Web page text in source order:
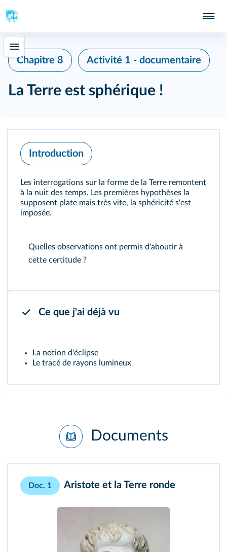
Chapitre 8 Activité 1 - documentaire
La Terre est sphérique !
Introduction
Les interrogations sur la forme de la Terre remontent
à la nuit des temps. Les premières hypothèses la
supposent plate mais très vite, la sphéricité s'est
imposée.
Quelles observations ont permis d'aboutir à
cette certitude ?
Ce que j'ai déjà vu
La notion d'éclipse
Le tracé de rayons lumineux
Documents
Doc. 1 Aristote et la Terre ronde